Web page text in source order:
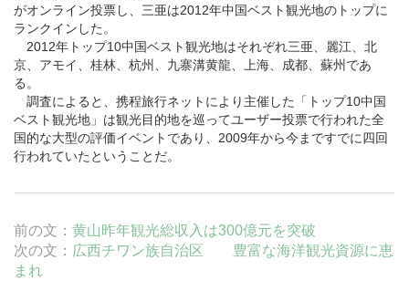
がオンライン投票し、 三亜は2012年中国ベスト観光地のトップに
ランクインした。
2012年トップ10中国ベスト観光地はそれぞれ三亜、 麗江
北
京
アモイ 桂林 杭州 九寨溝黄龍 上海 成都 蘇州 であ
る。
調査によると、携程旅行ネットにより主催した「トップ10中国
ベスト観光地」は観光目的地を巡ってユーザー投票で行われた全
国的な大型の評価イベントであり、2009年から今まですでに四回
行われていたということだ。
前の文： 黄山昨年観光総収入は300億元を突破
次の文： 広西チワン族自治区 豊富な海洋観光資源に恵
まれ